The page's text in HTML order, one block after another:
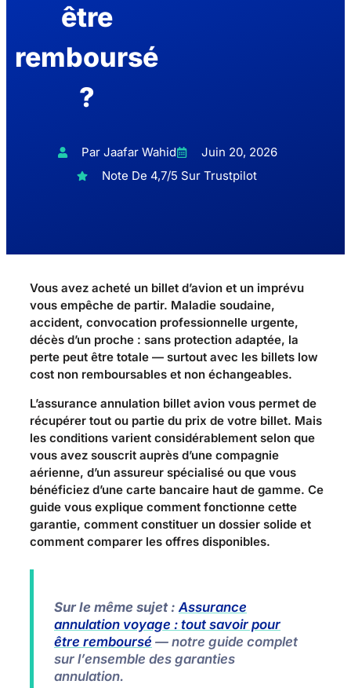
être
remboursé
?
Par Jaafar Wahid
Juin 20, 2026
Note De 4,7/5 Sur Trustpilot
Vous avez acheté un billet d’avion et un imprévu
vous empêche de partir. Maladie soudaine,
accident, convocation professionnelle urgente,
décès d’un proche : sans protection adaptée, la
perte peut être totale — surtout avec les billets low
cost non remboursables et non échangeables.
L’assurance annulation billet avion vous permet de
récupérer tout ou partie du prix de votre billet. Mais
les conditions varient considérablement selon que
vous avez souscrit auprès d’une compagnie
aérienne, d’un assureur spécialisé ou que vous
bénéficiez d’une carte bancaire haut de gamme. Ce
guide vous explique comment fonctionne cette
garantie, comment constituer un dossier solide et
comment comparer les offres disponibles.
Sur le même sujet : Assurance
annulation voyage : tout savoir pour
être remboursé — notre guide complet
sur l’ensemble des garanties
annulation.